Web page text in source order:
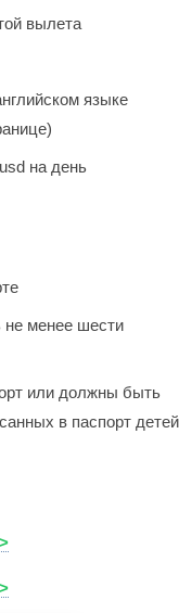
вылета
языке
на день
не менее шести
или должны быть
в паспорт детей